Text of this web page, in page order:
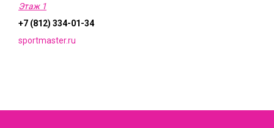
Этаж 1
+7 (812) 334-01-34
sportmaster.ru